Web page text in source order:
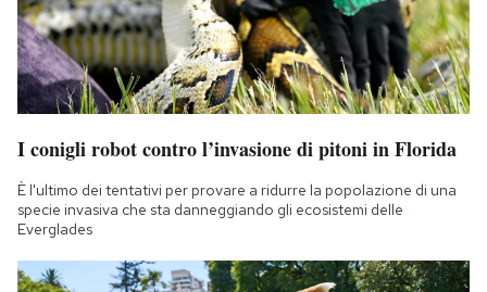
I conigli robot contro l’invasione di pitoni in Florida
È l'ultimo dei tentativi per provare a ridurre la popolazione di una
specie invasiva che sta danneggiando gli ecosistemi delle
Everglades